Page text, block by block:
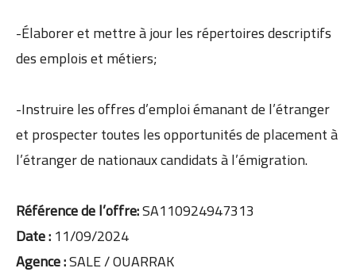
-Élaborer et mettre à jour les répertoires descriptifs
des emplois et métiers;
-Instruire les offres d’emploi émanant de l’étranger
et prospecter toutes les opportunités de placement à
l’étranger de nationaux candidats à l’émigration.
Référence de l’offre:SA110924947313
Date :11/09/2024
Agence :SALE / OUARRAK